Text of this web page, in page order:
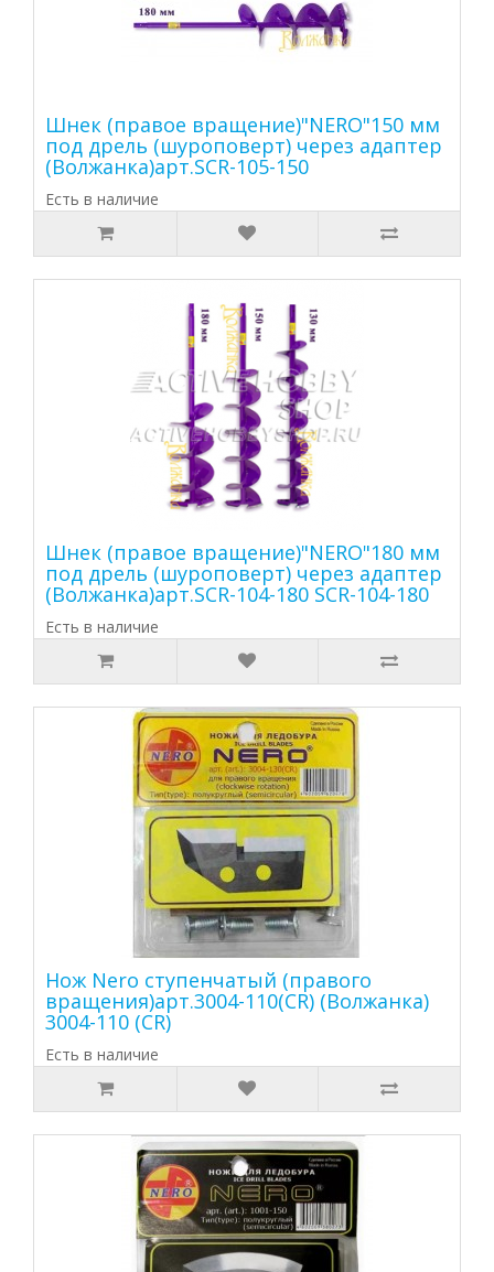
Шнек (правое вращение)"NERO"150 мм
под дрель (шуроповерт) через адаптер
(Волжанка)арт.SCR-105-150
Есть в наличие
Шнек (правое вращение)"NERO"180 мм
под дрель (шуроповерт) через адаптер
(Волжанка)арт.SCR-104-180 SCR-104-180
Есть в наличие
Нож Nero ступенчатый (правого
вращения)арт.3004-110(CR) (Волжанка)
3004-110 (CR)
Есть в наличие